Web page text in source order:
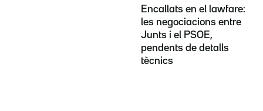
Encallats en el lawfare:
les negociacions entre
Junts i el PSOE,
pendents de detalls
tècnics